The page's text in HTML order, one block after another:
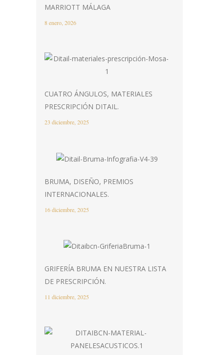
MARRIOTT MÁLAGA
8 enero, 2026
CUATRO ÁNGULOS, MATERIALES
PRESCRIPCIÓN DITAIL.
23 diciembre, 2025
BRUMA, DISEÑO, PREMIOS
INTERNACIONALES.
16 diciembre, 2025
GRIFERÍA BRUMA EN NUESTRA LISTA
DE PRESCRIPCIÓN.
11 diciembre, 2025